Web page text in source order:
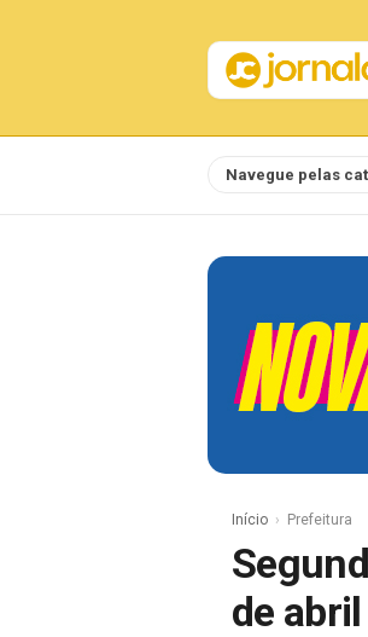
Navegue pelas
Início Prefeitura
de abril